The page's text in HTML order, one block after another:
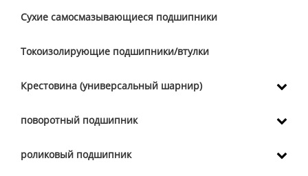
Сухие самосмазывающиеся подшипники
Токоизолирующие подшипники/втулки
Крестовина (универсальный шарнир)
поворотный подшипник
роликовый подшипник